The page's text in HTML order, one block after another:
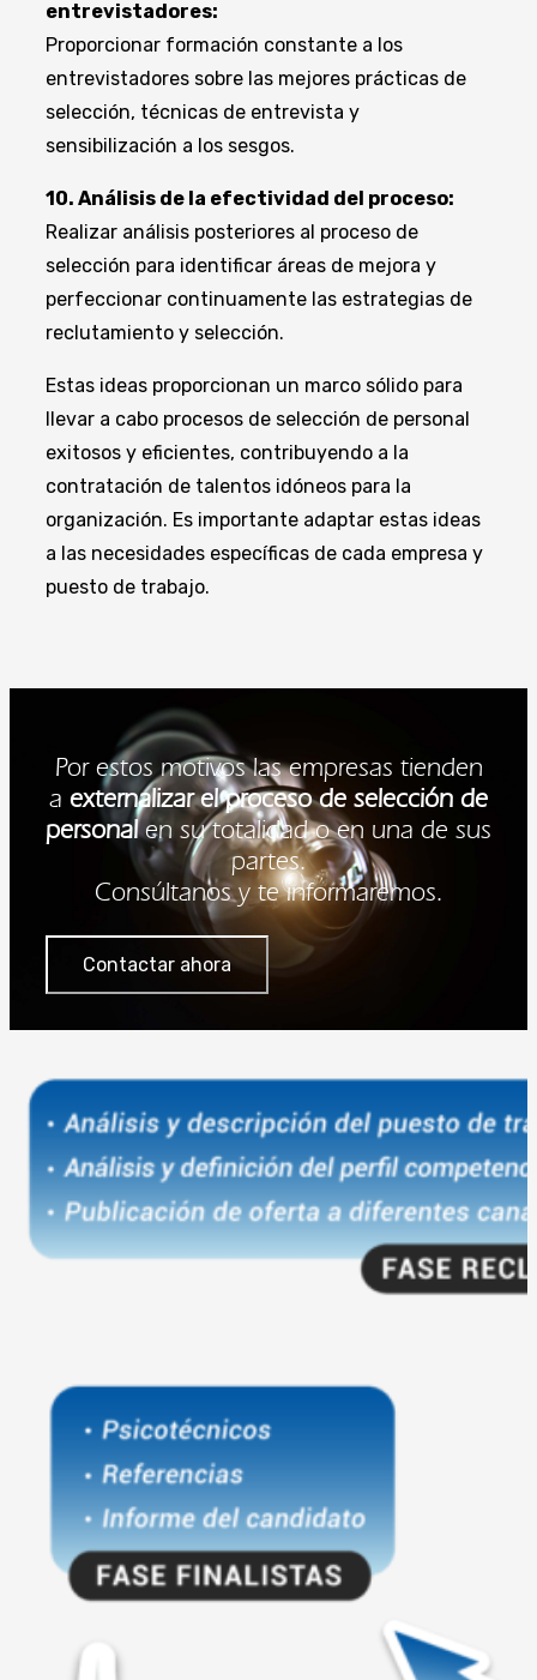
entrevistadores:
Proporcionar formación constante a los
entrevistadores sobre las mejores prácticas de
selección, técnicas de entrevista y
sensibilización a los sesgos.
10. Análisis de la efectividad del proceso:
Realizar análisis posteriores al proceso de
selección para identificar áreas de mejora y
perfeccionar continuamente las estrategias de
reclutamiento y selección.
Estas ideas proporcionan un marco sólido para
llevar a cabo procesos de selección de personal
exitosos y eficientes, contribuyendo a la
contratación de talentos idóneos para la
organización. Es importante adaptar estas ideas
a las necesidades específicas de cada empresa y
puesto de trabajo.
Por estos motivos las empresas tienden
a externalizar el proceso de selección de
personalen su totalidad o en una de sus
partes.
Consúltanos y te informaremos.
Contactar ahora